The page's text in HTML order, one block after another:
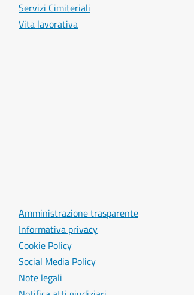
Servizi Cimiteriali
Vita lavorativa
Amministrazione trasparente
Informativa privacy
Cookie Policy
Social Media Policy
Note legali